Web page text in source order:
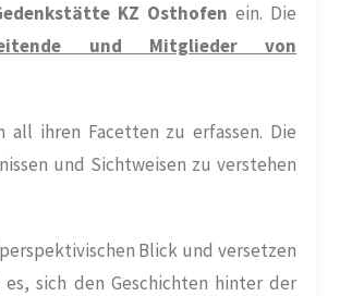
KZ Osthofen ein. Die
und Mitglieder von
ihren Facetten zu erfassen. Die
und Sichtweisen zu verstehen
Blick und versetzen
sich den Geschichten hinter der